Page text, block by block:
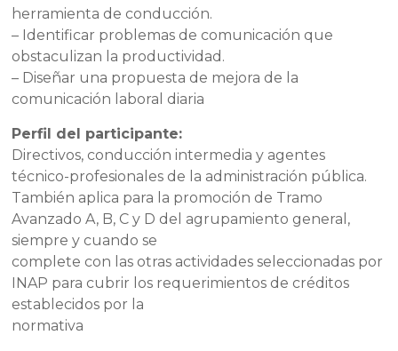
herramienta de conducción.
– Identificar problemas de comunicación que
obstaculizan la productividad.
– Diseñar una propuesta de mejora de la
comunicación laboral diaria
Perfil del participante:
Directivos, conducción intermedia y agentes
técnico-profesionales de la administración pública.
También aplica para la promoción de Tramo
Avanzado A, B, C y D del agrupamiento general,
siempre y cuando se
complete con las otras actividades seleccionadas por
INAP para cubrir los requerimientos de créditos
establecidos por la
normativa